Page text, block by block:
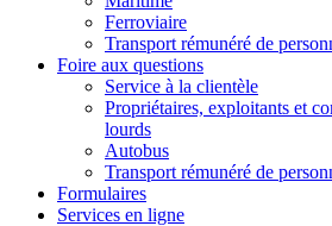
Ferroviaire
Transport rémunéré de
Foire aux questions
Service à la clientèle
Propriétaires, exploitants et
lourds
Autobus
Transport rémunéré de
Formulaires
Services en ligne